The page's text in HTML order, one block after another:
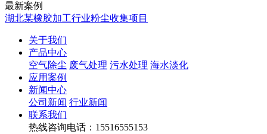
最新案例
湖北某橡胶加工行业粉尘收集项目
关于我们
产品中心
空气除尘 废气处理 污水处理 海水淡化
应用案例
新闻中心
公司新闻 行业新闻
联系我们
热线咨询电话： 15516555153